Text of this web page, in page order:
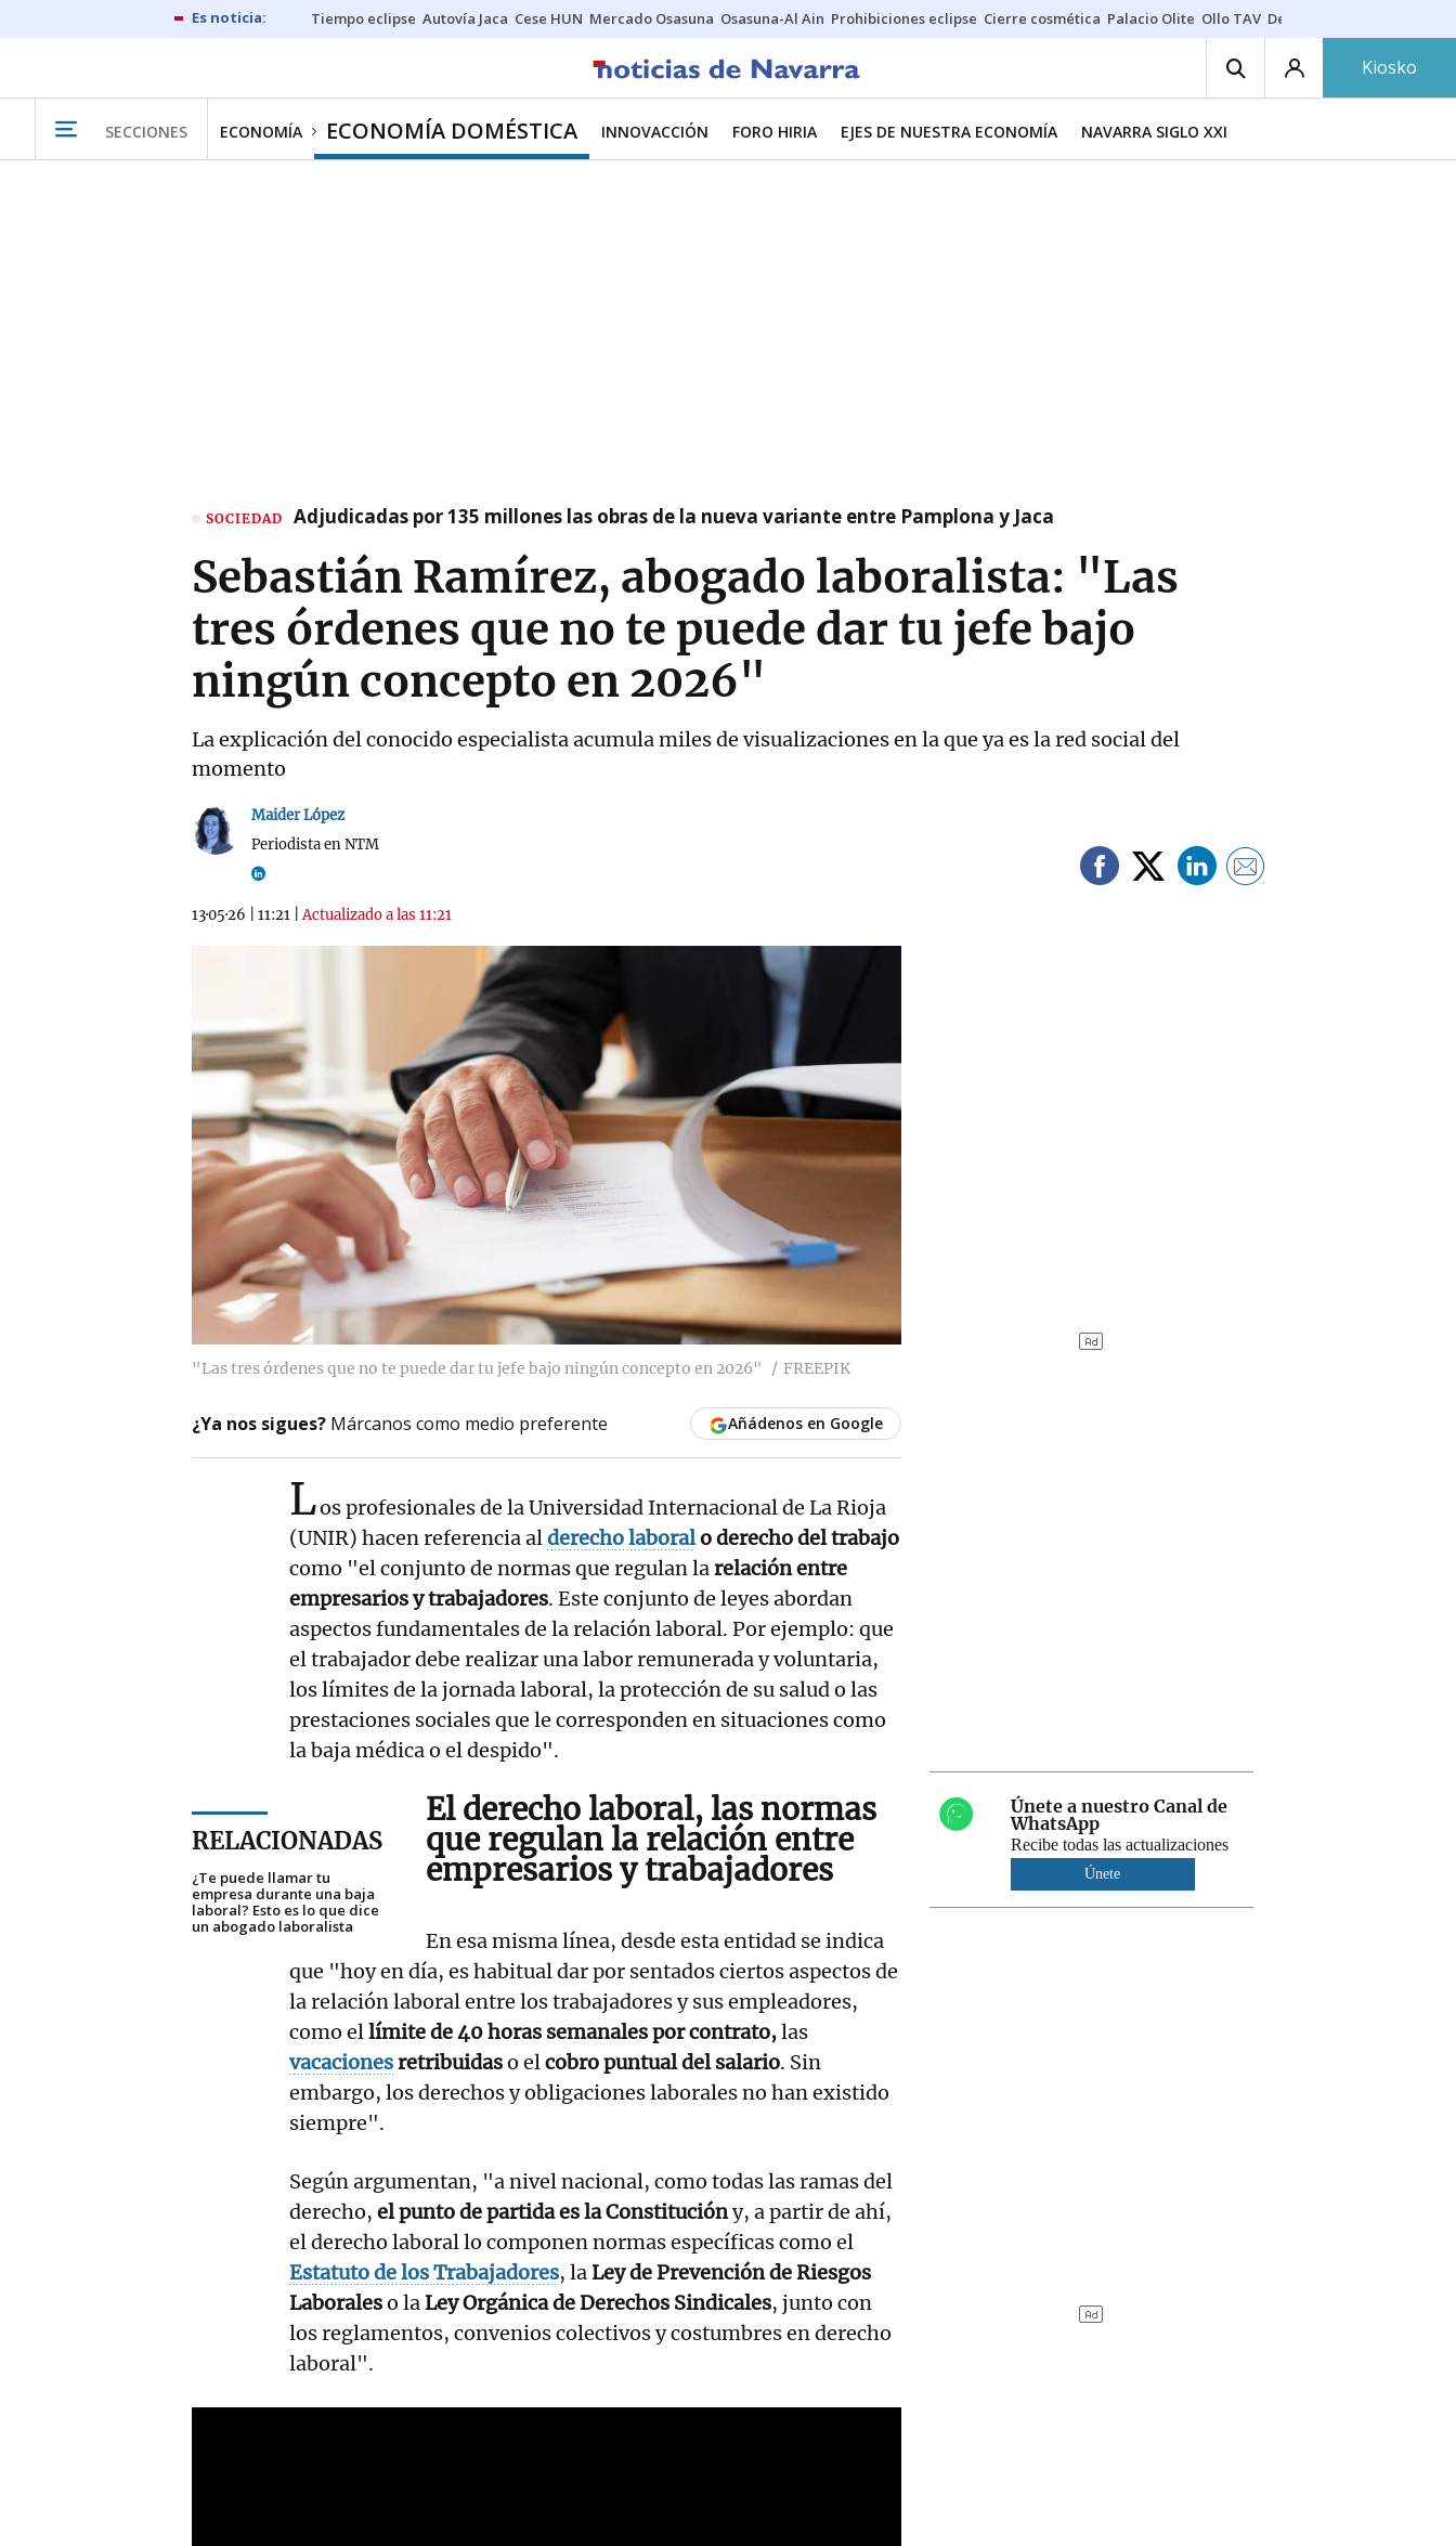
Tiempo eclipse Autovía Jaca Cese HUN Mercado Osasuna Osasuna-Al Ain Prohibiciones eclipse Cierre cosmética Palacio Olite Ollo TAV Derrama vecinos
Kiosko
SECCIONES ECONOMÍA ECONOMÍA DOMÉSTICA INNOVACCIÓN FORO HIRIA EJES DE NUESTRA ECONOMÍA NAVARRA SIGLO XXI
SOCIEDAD Adjudicadas por 135 millones las obras de la nueva variante entre Pamplona y Jaca
Sebastián Ramírez, abogado laboralista: "Las
tres órdenes que no te puede dar tu jefe bajo
ningún concepto en 2026"
La explicación del conocido especialista acumula miles de visualizaciones en la que ya es la red social del
momento
Maider López
Periodista en NTM
13·05·26 11:21 |Actualizado a las 11:21
"Las tres órdenes que no te puede dar tu jefe bajo ningún concepto en 2026" FREEPIK
¿Ya nos sigues? Márcanos como medio preferente Añádenos en Google
Los profesionales de la Universidad Internacional de La Rioja
(UNIR) hacen referencia alderecho laboralo derecho del trabajo
como "el conjunto de normas que regulan larelación entre
empresarios y trabajadores. Este conjunto de leyes abordan
aspectos fundamentales de la relación laboral. Por ejemplo: que
el trabajador debe realizar una labor remunerada y voluntaria,
los límites de la jornada laboral, la protección de su salud o las
prestaciones sociales que le corresponden en situaciones como
la baja médica o el despido".
RELACIONADAS
¿Te puede llamar tu
empresa durante una baja
laboral? Esto es lo que dice
un abogado laboralista
El derecho laboral, las normas
que regulan larelación entre
empresarios y trabajadores
En esa misma línea, desde esta entidad se indica
que "hoy en día, es habitual dar por sentados ciertos aspectos de
la relación laboral entre los trabajadores y sus empleadores,
como ellímite de 40 horas semanales por contrato,las
vacacionesretribuidaso elcobro puntual del salario. Sin
embargo, los derechos y obligaciones laborales no han existido
siempre".
Según argumentan, "a nivel nacional, como todas las ramas del
derecho, el punto de partida es la Constitucióny, a partir de ahí,
el derecho laboral lo componen normas específicas como el
Estatuto de los Trabajadores, laLey de Prevención de Riesgos
Laboraleso laLey Orgánica de Derechos Sindicales, junto con
los reglamentos, convenios colectivos y costumbres en derecho
laboral".
Únete a nuestro Canal de
WhatsApp
Recibe todas las actualizaciones
Únete